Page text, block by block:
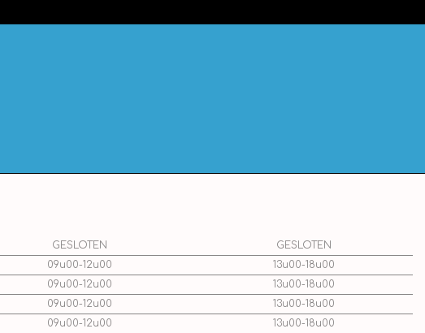
GESLOTEN
GESLOTEN
09u00-12u00
13u00-18u00
09u00-12u00
13u00-18u00
09u00-12u00
13u00-18u00
09u00-12u00 13u00-18u00